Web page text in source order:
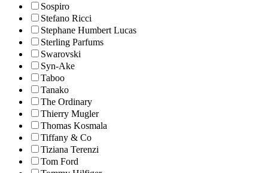
Sospiro
Stefano Ricci
Stephane Humbert Lucas
Sterling Parfums
Swarovski
Syn-Ake
Taboo
Tanako
The Ordinary
Thierry Mugler
Thomas Kosmala
Tiffany & Co
Tiziana Terenzi
Tom Ford